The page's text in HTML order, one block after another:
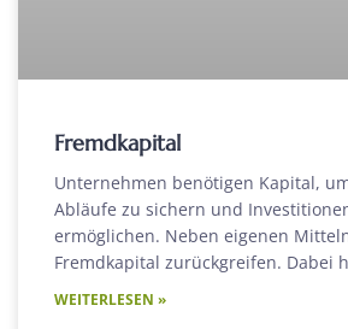
Fremdkapital
Unternehmen benötigen Kapital,
Abläufe zu sichern und
ermöglichen. Neben eigenen
Fremdkapital zurückgreifen. Dabei
WEITERLESEN »